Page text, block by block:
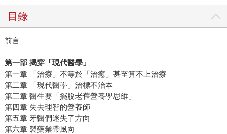
目錄
前言
第一部 揭穿「現代醫學」
第一章 「治療」不等於「治癒」甚至算不上治療
第二章 「現代醫學」治標不治本
第三章 醫生要「擺脫老舊營養學思維」
第四章 失去理智的營養師
第五章 牙醫們迷失了方向
第六章 製藥業帶風向